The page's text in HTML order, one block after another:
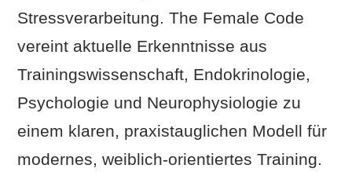
Stressverarbeitung. The Female Code
vereint aktuelle Erkenntnisse aus
Trainingswissenschaft, Endokrinologie,
Psychologie und Neurophysiologie zu
einem klaren, praxistauglichen Modell für
modernes, weiblich-orientiertes Training.